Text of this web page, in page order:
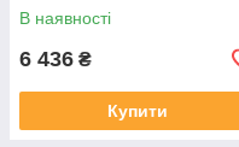
В наявності
6 436 ₴
Купити